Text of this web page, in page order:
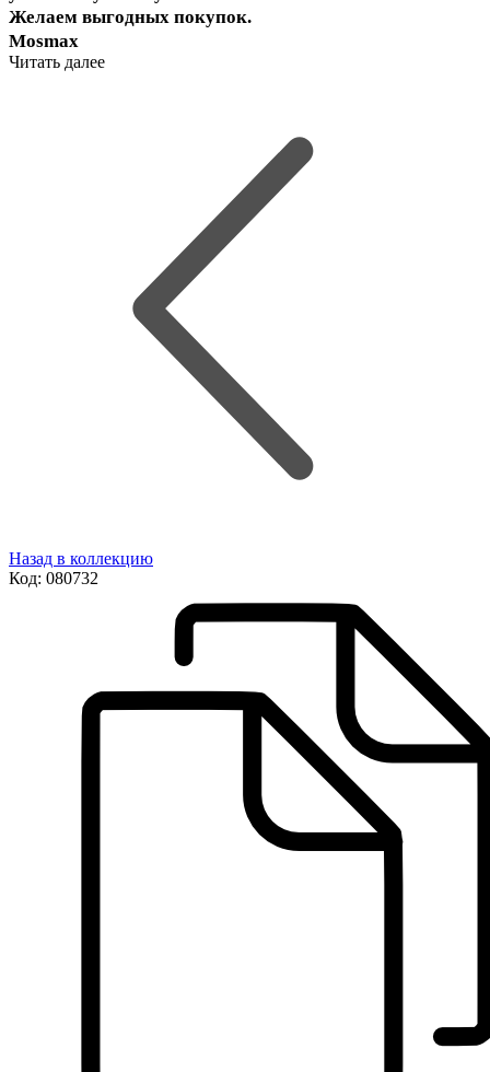
Желаем выгодных покупок.
Mosmax
Читать далее
Назад в коллекцию
Код: 080732